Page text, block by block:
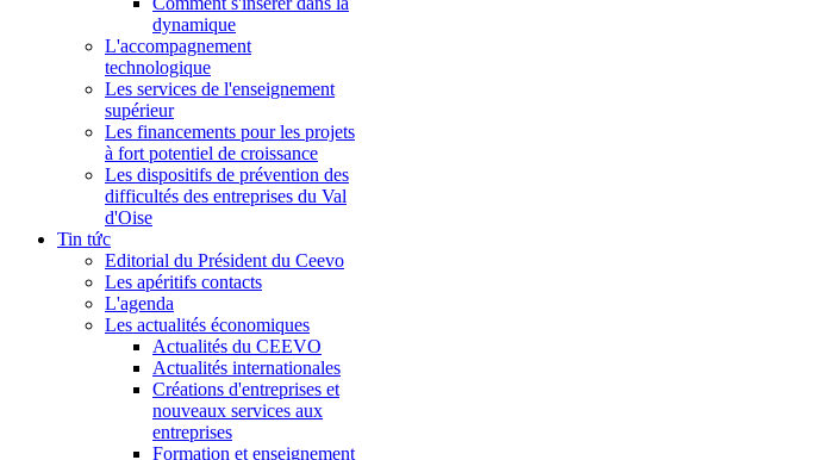
dynamique
L'accompagnement
technologique
Les services de l'enseignement
supérieur
Les financements pour les projets
à fort potentiel de croissance
Les dispositifs de prévention des
difficultés des entreprises du Val
d'Oise
Tin tức
Editorial du Président du Ceevo
Les apéritifs contacts
L'agenda
Les actualités économiques
Actualités du CEEVO
Actualités internationales
Créations d'entreprises et
nouveaux services aux
entreprises
Formation et enseignement